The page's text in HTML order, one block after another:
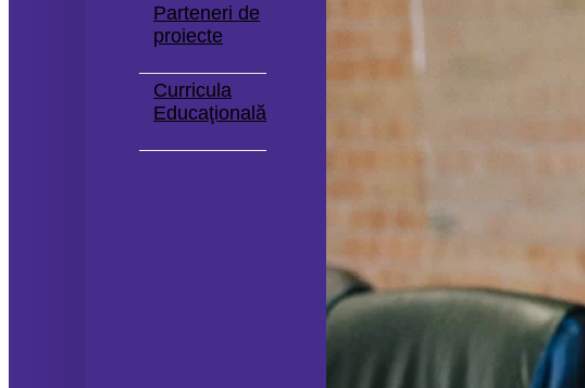
Parteneri de
proiecte
Curricula
Educaţională